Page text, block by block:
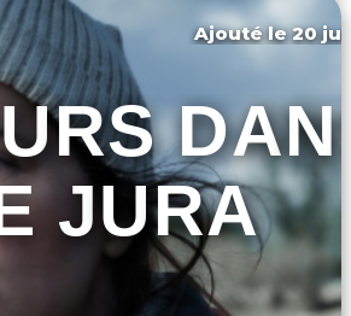
Ajouté le 20
JURA